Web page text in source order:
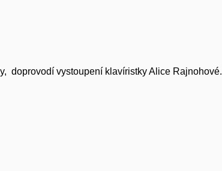
doprovodí vystoupení klavíristky Alice Rajnohové.